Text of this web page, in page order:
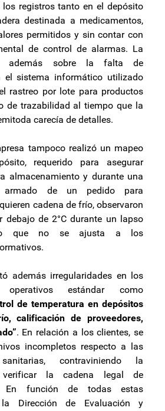
registros tanto en el depósito
destinada a medicamentos,
permitidos y sin contar con
de control de alarmas. La
además sobre la falta de
el sistema informático utilizado
rastreo por lote para productos
de trazabilidad al tiempo que la
carecía de detalles.
tampoco realizó un mapeo
requerido para asegurar
almacenamiento y durante una
armado de un pedido para
cadena de frío, observaron
debajo de 2°C durante un lapso
lo que no se ajusta a los
además irregularidades en los
operativos estándar como
de temperatura en depósitos
calificación de proveedores,
. En relación a los clientes, se
incompletos respecto a las
contraviniendo la
la cadena legal de
En función de todas estas
la Dirección de Evaluación y